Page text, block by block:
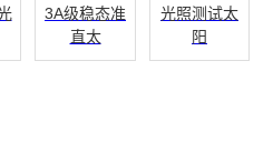
3A级稳态准
直太
光照测试太
阳